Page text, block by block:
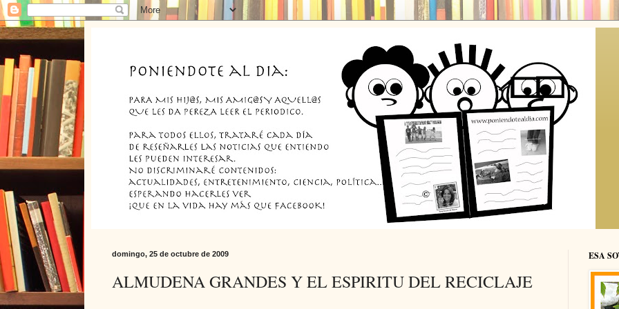
domingo, 25 de octubre de 2009
ALMUDENA GRANDES Y EL ESPIRITU DEL RECICLAJE
ESA